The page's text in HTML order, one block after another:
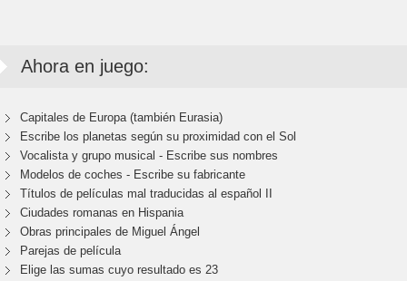
Ahora en juego:
Capitales de Europa (también Eurasia)
Escribe los planetas según su proximidad con el Sol
Vocalista y grupo musical - Escribe sus nombres
Modelos de coches - Escribe su fabricante
Títulos de películas mal traducidas al español II
Ciudades romanas en Hispania
Obras principales de Miguel Ángel
Parejas de película
Elige las sumas cuyo resultado es 23